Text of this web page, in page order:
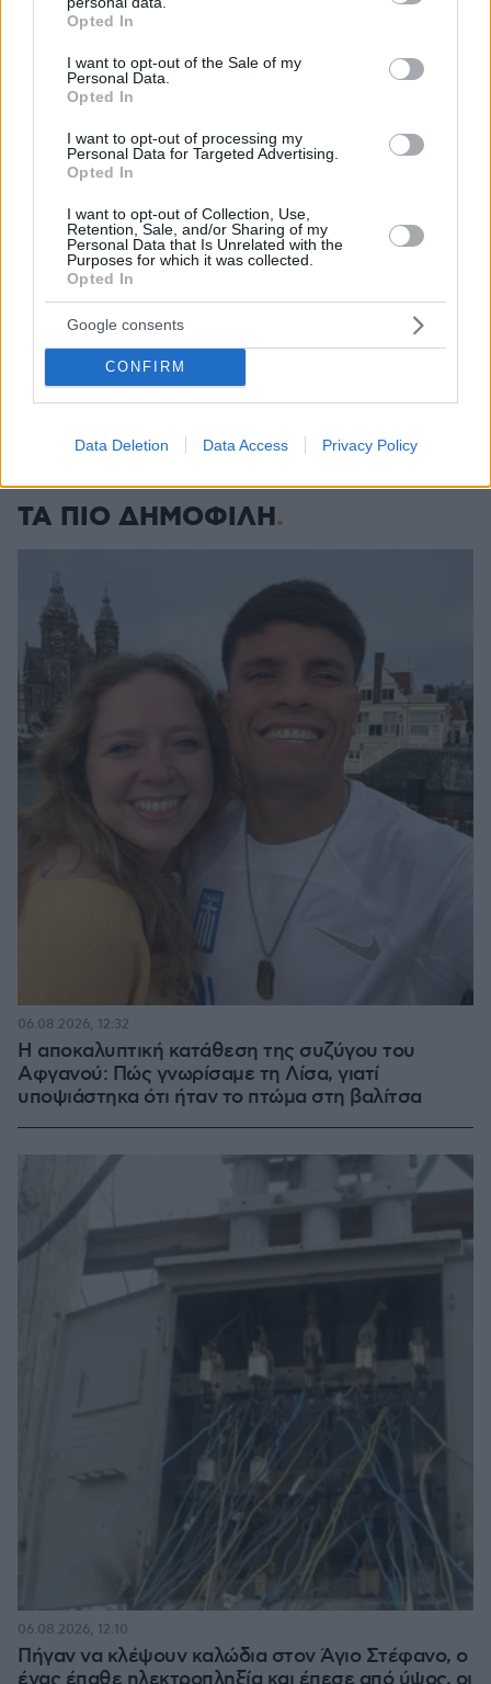
grant or deny consent to Google and its third-party tags to
use your data for below specified purposes in below Google
consent section.
Opted In
I want to opt-out of the Sale of my
Personal Data.
Opted In
I want to opt-out of processing my
Personal Data for Targeted Advertising.
Opted In
I want to opt-out of Collection, Use,
Retention, Sale, and/or Sharing of my
Personal Data that Is Unrelated with the
Purposes for which it was collected.
Opted In
Google consents
CONFIRM
Data Deletion Data Access Privacy Policy
θάνατο της Λένας Σαμαρά δημοσίευσε ο αδερφός της,
Κώστας
«Το σπασμένο είναι πιο αρρενωπό»: Ρώσοι
καταστρέφουν τα πανάκριβα iPhone 17 για να δείχνουν
«πιο άνδρες» (vid)
πριν 21 λεπτά
«Ξυπνούσε έως και εφτά φορές την νύχτα»: Η περίεργη
συνήθεια του Τζο Μπάιντεν πριν διαγνωστεί με καρκίνο
του προστάτη
πριν 23 λεπτά
Η απουσία μέσα στη νύχτα και η λεπτομέρεια στα
μηνύματα: Πώς η σύζυγος του Αφγανού ξεκίνησε να τον
υποπτεύεται για τη δολοφονία της Βρετανίδας στην
Κυψέλη
πριν 29 λεπτά
ΤΑ ΠΙΟ ΔΗΜΟΦΙΛΗ
Η αποκαλυπτική κατάθεση της συζύγου του
Αφγανού: Πώς γνωρίσαμε τη Λίσα, γιατί
υποψιάστηκα ότι ήταν το πτώμα στη βαλίτσα
06.08.2026, 12:32
Πήγαν να κλέψουν καλώδια στον Άγιο Στέφανο, ο
06.08.2026, 12:10